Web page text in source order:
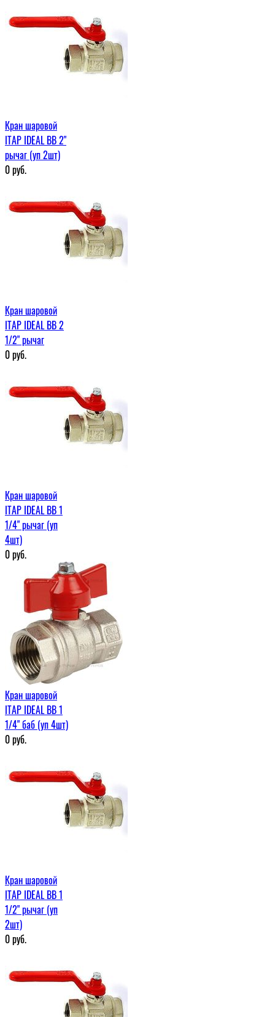
Кран шаровой
ITAP IDEAL ВВ 2"
рычаг (уп 2шт)
0руб.
Кран шаровой
ITAP IDEAL ВВ 2
1/2" рычаг
0руб.
Кран шаровой
ITAP IDEAL ВВ 1
1/4" рычаг (уп
4шт)
0руб.
Кран шаровой
ITAP IDEAL ВВ 1
1/4" баб (уп 4шт)
0руб.
Кран шаровой
ITAP IDEAL ВВ 1
1/2" рычаг (уп
2шт)
0руб.